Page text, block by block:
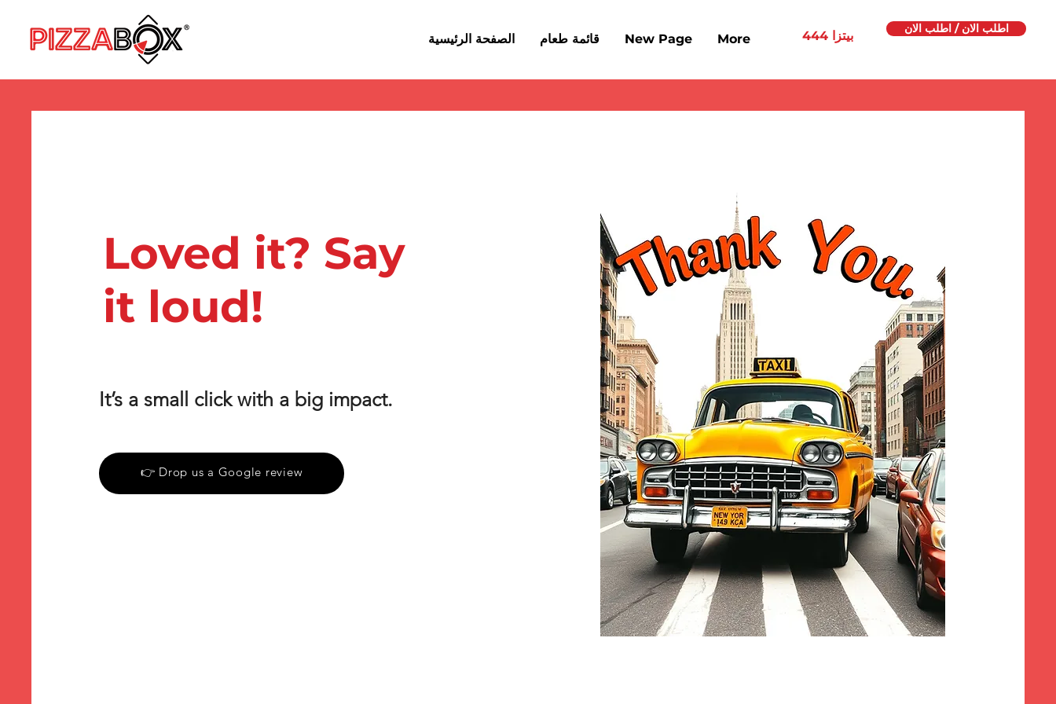
الصفحة الرئيسية قائمة طعام New Page More 444 بيتزا اطلب الان / اطلب الان
Loved it? Say
it loud!
It’s a small click with a big impact.
👉 Drop us a Google review